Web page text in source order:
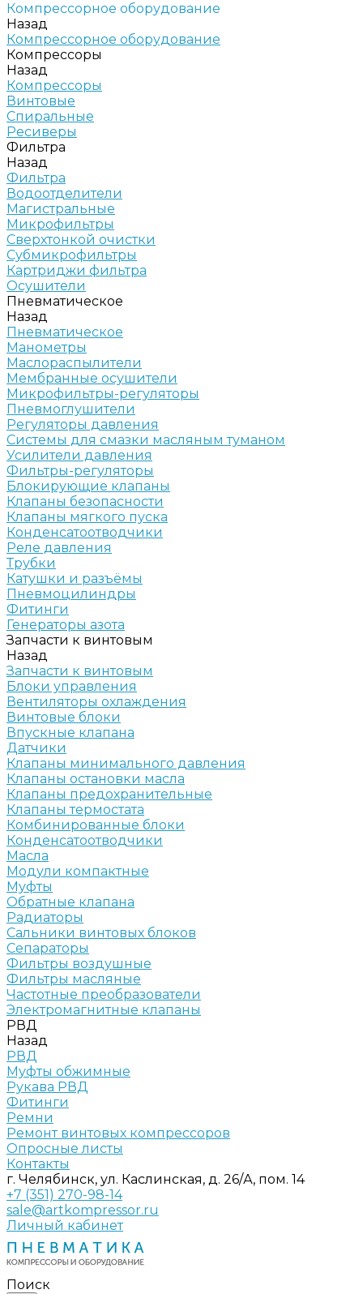
Компрессорное оборудование
Назад
Компрессорное оборудование
Компрессоры
Назад
Компрессоры
Винтовые
Спиральные
Ресиверы
Фильтра
Назад
Фильтра
Водоотделители
Магистральные
Микрофильтры
Сверхтонкой очистки
Субмикрофильтры
Картриджи фильтра
Осушители
Пневматическое
Назад
Пневматическое
Манометры
Маслораспылители
Мембранные осушители
Микрофильтры-регуляторы
Пневмоглушители
Регуляторы давления
Системы для смазки масляным туманом
Усилители давления
Фильтры-регуляторы
Блокирующие клапаны
Клапаны безопасности
Клапаны мягкого пуска
Конденсатоотводчики
Реле давления
Трубки
Катушки и разъёмы
Пневмоцилиндры
Фитинги
Генераторы азота
Запчасти к винтовым
Назад
Запчасти к винтовым
Блоки управления
Вентиляторы охлаждения
Винтовые блоки
Впускные клапана
Датчики
Клапаны минимального давления
Клапаны остановки масла
Клапаны предохранительные
Клапаны термостата
Комбинированные блоки
Конденсатоотводчики
Масла
Модули компактные
Муфты
Обратные клапана
Радиаторы
Сальники винтовых блоков
Сепараторы
Фильтры воздушные
Фильтры масляные
Частотные преобразователи
Электромагнитные клапаны
РВД
Назад
РВД
Муфты обжимные
Рукава РВД
Фитинги
Ремни
Ремонт винтовых компрессоров
Опросные листы
Контакты
г. Челябинск, ул. Каслинская, д. 26/А, пом. 14
+7 (351) 270-98-14
sale@artkompressor.ru
Личный кабинет
Поиск